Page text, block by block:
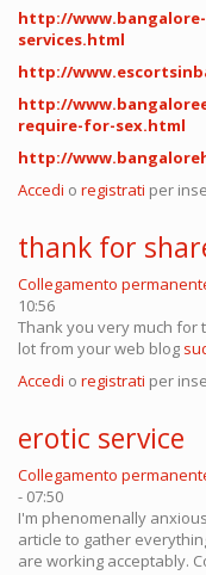
http://
services.html
http://
http://
require-for-sex.html
http://
Accedi o registrati per
thank for
Collegamento
10:56
Thank you very much for
lot from your web blog
Accedi o registrati per
erotic service
Collegamento
- 07:50
I'm phenomenally
article to gather
are working acceptably.